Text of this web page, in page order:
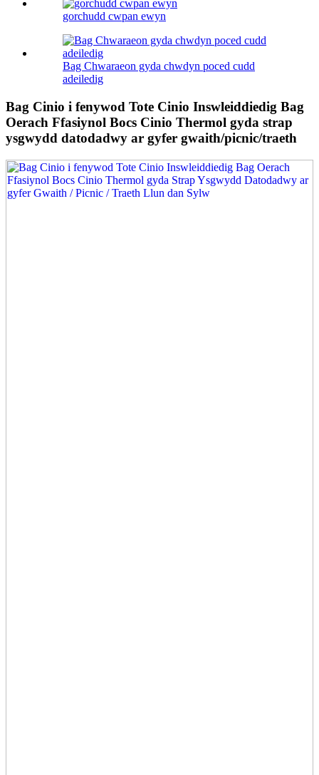
gorchudd cwpan ewyn
Bag Chwaraeon gyda chwdyn poced cudd
adeiledig
Bag Cinio i fenywod Tote Cinio Inswleiddiedig Bag
Oerach Ffasiynol Bocs Cinio Thermol gyda strap
ysgwydd datodadwy ar gyfer gwaith/picnic/traeth